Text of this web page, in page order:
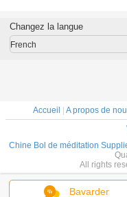
Bavarder
Changez la langue
French
Accueil A propos de
Chine Bol de méditation
All rights